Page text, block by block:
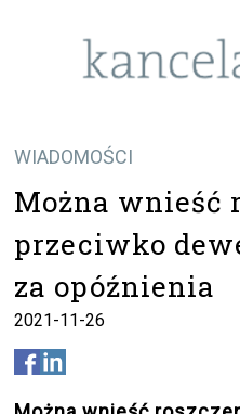
WIADOMOŚCI
Można wnieść
przeciwko
za opóźnienia
2021-11-26